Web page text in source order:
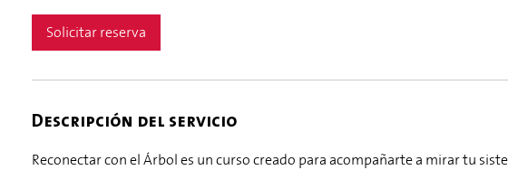
Solicitar reserva
Descripción del servicio
Reconectar con el Árbol es un curso creado para acompañarte a mirar tu